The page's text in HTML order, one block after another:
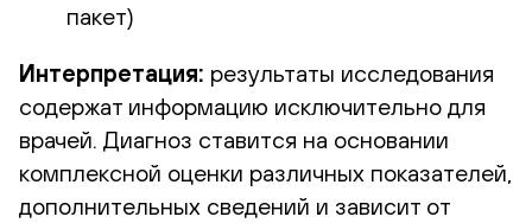
пакет)
Интерпретация: результаты исследования
содержат информацию исключительно для
врачей. Диагноз ставится на основании
комплексной оценки различных показателей,
дополнительных сведений и зависит от